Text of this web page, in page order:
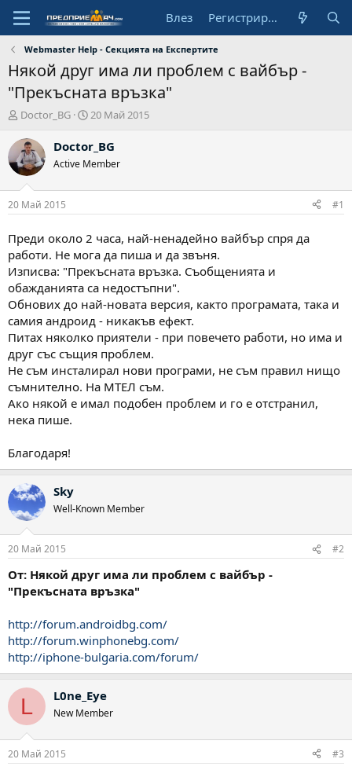
Влез Регистрирай се
Webmaster Help - Секцията на Експертите
Някой друг има ли проблем с вайбър -
"Прекъсната връзка"
А
т
о
р
Doctor_BG
Н
ч
а
л
д
т
а
20 Май 2015
Doctor_BG
Active Member
20 Май 2015 #1
Преди около 2 часа, най-ненадейно вайбър спря да
работи. Не мога да пиша и да звъня.
Изписва: "Прекъсната връзка. Съобщенията и
обажданията са недостъпни".
Обнових до най-новата версия, както програмата, така и
самия андроид - никакъв ефект.
Питах няколко приятели - при повечето работи, но има и
друг със същия проблем.
Не съм инсталирал нови програми, не съм правил нищо
съмнително. На МТЕЛ съм.
Ако някой е имал подобен проблем и го е отстранил,
нека пише.
Благодаря!
Sky
Well-Known Member
20 Май 2015 #2
От: Някой друг има ли проблем с вайбър -
"Прекъсната връзка"
http://forum.androidbg.com/
http://forum.winphonebg.com/
http://iphone-bulgaria.com/forum/
L L0ne_Eye
New Member
20 Май 2015 #3